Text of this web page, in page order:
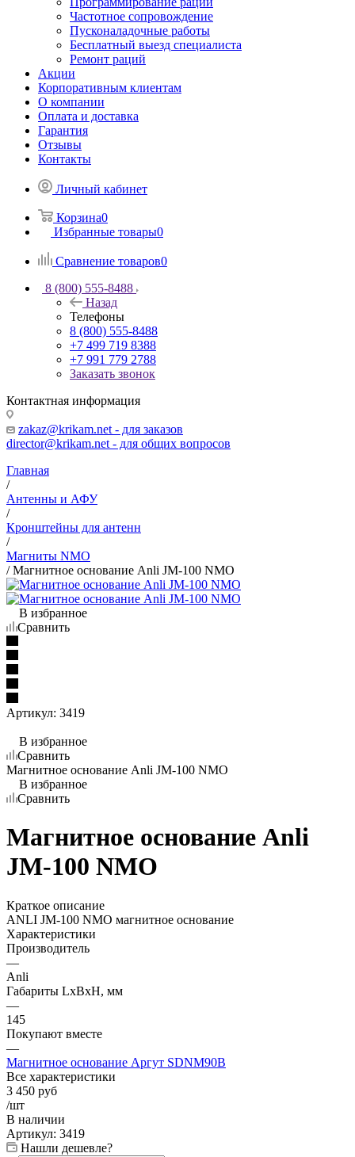
Частотное сопровождение
Пусконаладочные работы
Бесплатный выезд специалиста
Ремонт раций
Акции
Корпоративным клиентам
О компании
Оплата и доставка
Гарантия
Отзывы
Контакты
Личный кабинет
Корзина0
Избранные товары0
Сравнение товаров0
8 (800) 555-8488
Назад
Телефоны
8 (800) 555-8488
+7 499 719 8388
+7 991 779 2788
Заказать звонок
Контактная информация
zakaz@krikam.net - для заказов
director@krikam.net - для общих вопросов
Главная
/
Антенны и АФУ
/
Кронштейны для антенн
/
Магниты NMO
/Магнитное основание Anli JM-100 NMO
В избранное
Сравнить
Артикул: 3419
В избранное
Сравнить
Магнитное основание Anli JM-100 NMO
В избранное
Сравнить
Магнитное основание Anli
JM-100 NMO
Краткое описание
ANLI JM-100 NMO магнитное основание
Характеристики
Производитель
—
Anli
Габариты LхBхН, мм
—
145
Покупают вместе
—
Магнитное основание Аргут SDNM90B
Все характеристики
3 450 руб
/шт
В наличии
Артикул: 3419
Нашли дешевле?